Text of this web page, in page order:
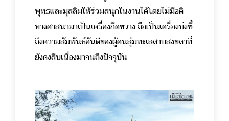
พุทธและมุสลิมให้ร่วมสนุกในงานได้โดยไม่มีอติ
ทางศาสนามาเป็นเครื่องกีดขวาง ถือเป็นเครื่องบ่งชี้
ถึงความสัมพันธ์อันดีของผู้คนลุ่มทะเลสาบสงขลาที่
ยังคงสืบเนื่องมาจนถึงปัจจุบัน